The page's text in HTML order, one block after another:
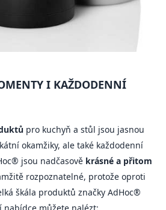
I KAŽDODENNÍ
pro kuchyň a stůl jsou jasnou
okamžiky, ale také každodenní
jsou nadčasově krásné a přitom
rozpoznatelné, protože oproti
škála produktů značky AdHoc®